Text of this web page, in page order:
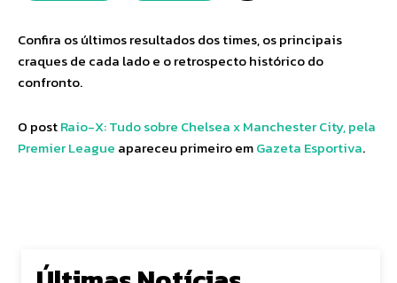
Confira os últimos resultados dos times, os principais
craques de cada lado e o retrospecto histórico do
confronto.
O postRaio-X: Tudo sobre Chelsea x Manchester City, pela
Premier League apareceu primeiro emGazeta Esportiva.